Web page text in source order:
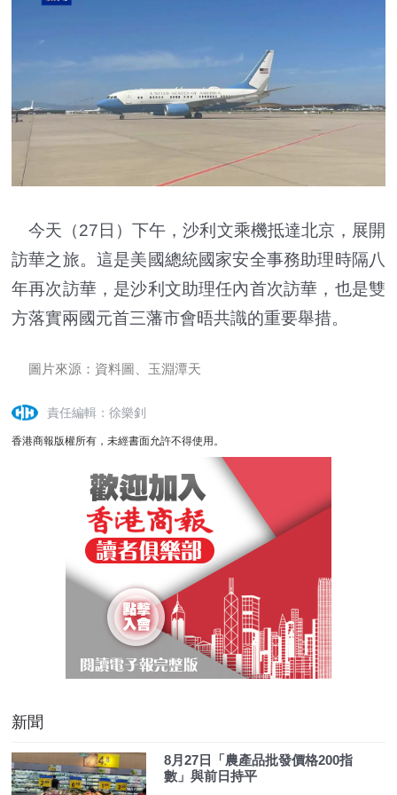
今天（27日）下午，沙利文乘機抵達北京，展開
訪華之旅。這是美國總統國家安全事務助理時隔八
年再次訪華，是沙利文助理任內首次訪華，也是雙
方落實兩國元首三藩市會晤共識的重要舉措。
圖片來源：資料圖、玉淵潭天
責任編輯：徐樂釗
香港商報版權所有，未經書面允許不得使用。
新聞
8月27日「農產品批發價格200指
數」與前日持平